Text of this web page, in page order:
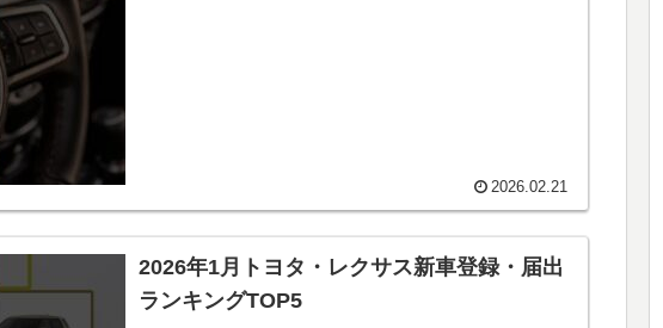
2026.02.21
2026年1月トヨタ・レクサス新車登録・届出
ランキングTOP5